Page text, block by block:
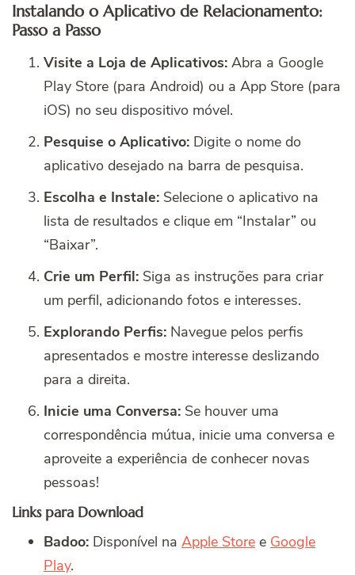
Instalando o Aplicativo de Relacionamento:
Passo a Passo
Visite a Loja de Aplicativos: Abra a Google
Play Store (para Android) ou a App Store (para
iOS) no seu dispositivo móvel.
Pesquise o Aplicativo: Digite o nome do
aplicativo desejado na barra de pesquisa.
Escolha e Instale: Selecione o aplicativo na
lista de resultados e clique em “Instalar” ou
“Baixar”.
Crie um Perfil: Siga as instruções para criar
um perfil, adicionando fotos e interesses.
Explorando Perfis: Navegue pelos perfis
apresentados e mostre interesse deslizando
para a direita.
Inicie uma Conversa: Se houver uma
correspondência mútua, inicie uma conversa e
aproveite a experiência de conhecer novas
pessoas!
Links para Download
Badoo: Disponível na Apple Store e Google
Play.